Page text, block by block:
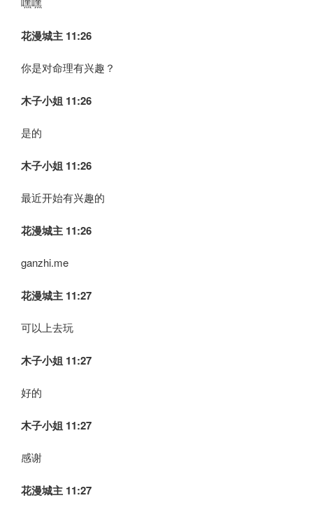
花漫城主 11:26
你是对命理有兴趣？
木子小姐 11:26
是的
木子小姐 11:26
最近开始有兴趣的
花漫城主 11:26
ganzhi.me
花漫城主 11:27
可以上去玩
木子小姐 11:27
好的
木子小姐 11:27
感谢
花漫城主 11:27